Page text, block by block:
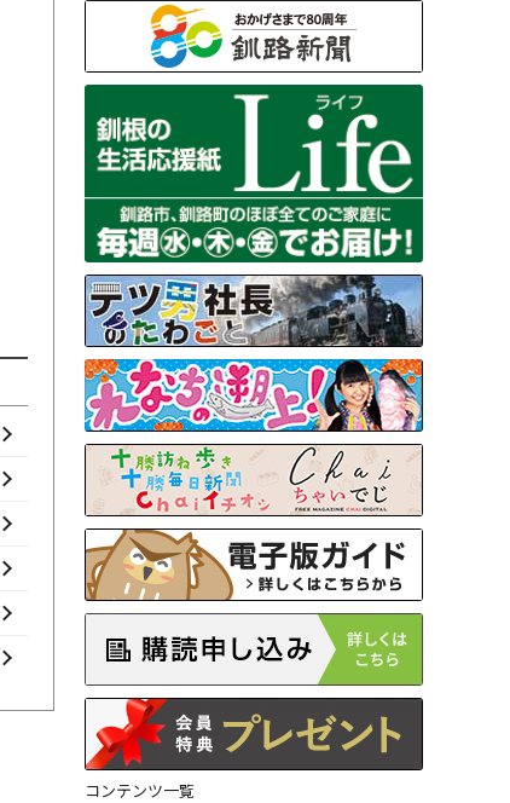
コンテンツ一覧